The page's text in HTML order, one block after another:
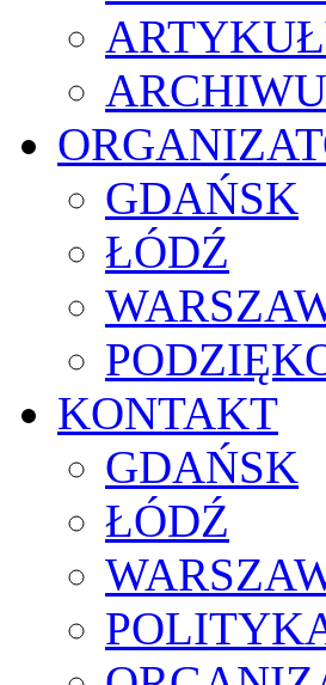
GDAŃSK
ŁÓDŹ
KONTAKT
GDAŃSK
ŁÓDŹ